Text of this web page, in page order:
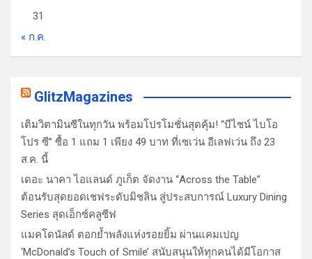
31
« ก.ค.
GlitzMagazines
เติมวิตามินซีในทุกวัน พร้อมโปรโมชั่นสุดคุ้ม! “บีไชน์ ไบโอ
โปร ซี” ซื้อ 1 แถม 1 เพียง 49 บาท ที่เซเว่น อีเลฟเว่น ถึง 23
ส.ค. นี้
เดอะ นาคา ไอแลนด์ ภูเก็ต จัดงาน “Across the Table”
ต้อนรับสุดยอดเชฟระดับมิชลิน สู่ประสบการณ์ Luxury Dining
Series สุดเอ็กซ์คลูซีฟ
แมคโดนัลด์ ตอกย้ำพลังแห่งรอยยิ้ม ผ่านแคมเปญ
‘McDonald’s Touch of Smile’ สนับสนุนให้ทุกคนได้มีโอกาส